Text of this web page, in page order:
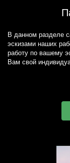
В данном разделе
эскизами наших
работу по вашему
Вам свой